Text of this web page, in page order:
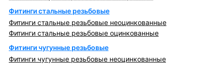
Фитинги стальные резьбовые
Фитинги стальные резьбовые неоцинкованные
Фитинги стальные резьбовые оцинкованные
Фитинги чугунные резьбовые
Фитинги чугунные резьбовые неоцинкованные